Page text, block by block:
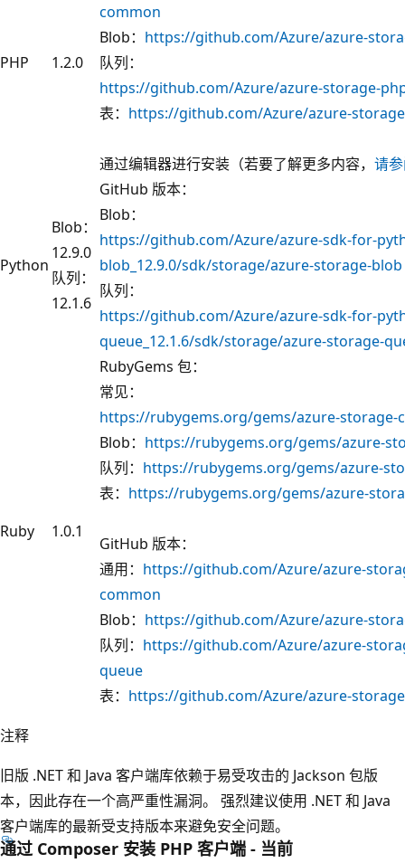
PHP 1.2.0
common
Blob： https://github.com/Azure/azure-
队列：
https://github.com/Azure/azure-storage-
表： https://github.com/Azure/azure-
通过编辑器进行安装（若要了解更多内容， 请
Python
Blob：
12.9.0
队列：
12.1.6
GitHub 版本：
Blob：
https://github.com/Azure/azure-sdk-for-
blob_12.9.0/sdk/storage/azure-storage-blob
队列：
https://github.com/Azure/azure-sdk-for-
queue_12.1.6/sdk/storage/azure-storage-
Ruby 1.0.1
RubyGems 包：
常见：
https://rubygems.org/gems/azure-storage-
Blob： https://rubygems.org/gems/azure-
队列： https://rubygems.org/gems/azure-
表： https://rubygems.org/gems/azure-
GitHub 版本：
通用： https://github.com/Azure/azure-
common
Blob： https://github.com/Azure/azure-
队列： https://github.com/Azure/azure-
queue
表： https://github.com/Azure/azure-
注释
旧版 .NET 和 Java 客户端库依赖于易受攻击的 Jackson 包版
本，因此存在一个高严重性漏洞。 强烈建议使用 .NET 和 Java
客户端库的最新受支持版本来避免安全问题。
通过 Composer 安装 PHP 客户端 - 当前